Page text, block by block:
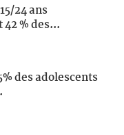
24 ans
% des...
des adolescents